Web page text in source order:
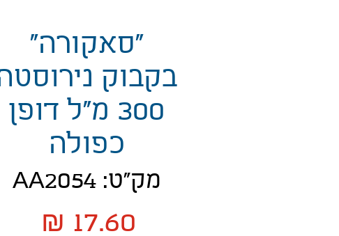
"סאקורה"
בקבוק
300 מ"ל דופן
כפולה
מק"ט: AA2054